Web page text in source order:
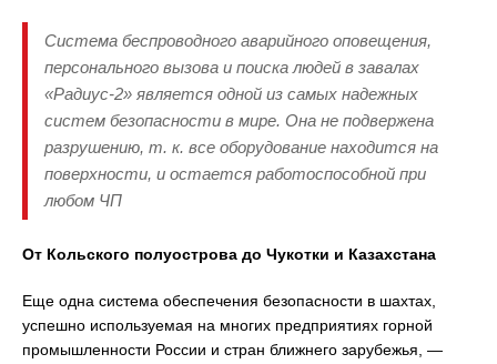
Система беспроводного аварийного оповещения,
персонального вызова и поиска людей в завалах
«Радиус-2» является одной из самых надежных
систем безопасности в мире. Она не подвержена
разрушению, т. к. все оборудование находится на
поверхности, и остается работоспособной при
любом ЧП
От Кольского полуострова до Чукотки и Казахстана
Еще одна система обеспечения безопасности в шахтах,
успешно используемая на многих предприятиях горной
промышленности России и стран ближнего зарубежья, —